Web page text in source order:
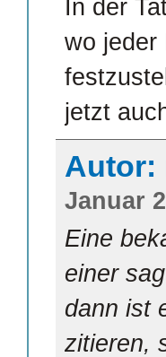
In der
wo jeder
jetzt
Autor:
Januar
Eine
einer
dann ist
zitieren,